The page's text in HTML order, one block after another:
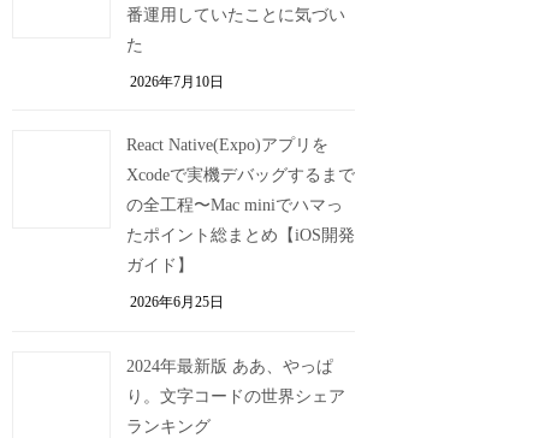
番運用していたことに気づい
た
2026年7月10日
React Native(Expo)アプリを
Xcodeで実機デバッグするまで
の全工程〜Mac miniでハマっ
たポイント総まとめ【iOS開発
ガイド】
2026年6月25日
2024年最新版 ああ、やっぱ
り。文字コードの世界シェア
ランキング